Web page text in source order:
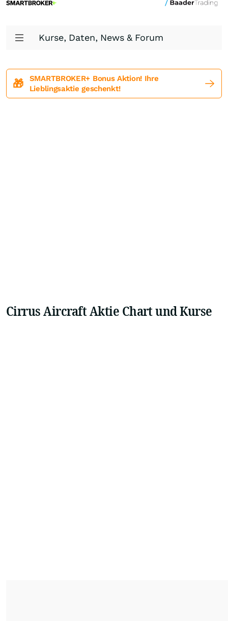
Kurse, Daten, News & Forum
🎁
SMARTBROKER+ Bonus Aktion! Ihre
Lieblingsaktie geschenkt!
Cirrus Aircraft Aktie Chart und Kurse